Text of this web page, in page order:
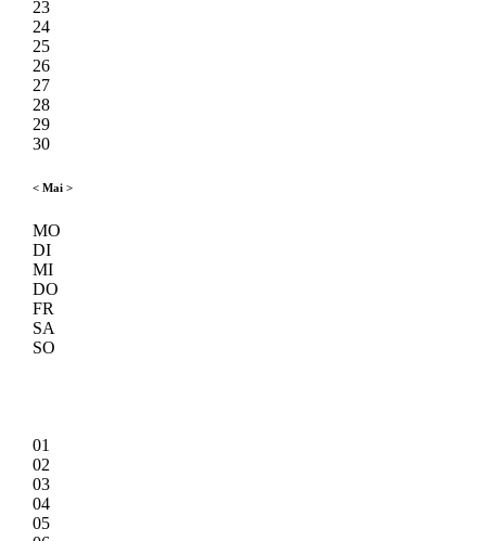
23
24
25
26
27
28
29
30
< Mai >
MO
DI
MI
DO
FR
SA
SO
01
02
03
04
05